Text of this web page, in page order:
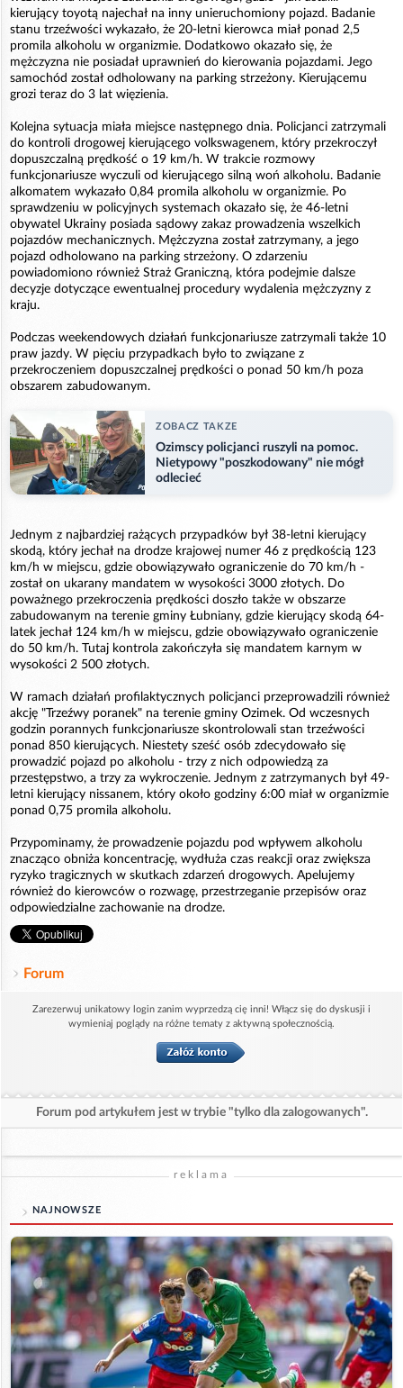
kierujący toyotą najechał na inny unieruchomiony pojazd. Badanie
stanu trzeźwości wykazało, że 20-letni kierowca miał ponad 2,5
promila alkoholu w organizmie. Dodatkowo okazało się, że
mężczyzna nie posiadał uprawnień do kierowania pojazdami. Jego
samochód został odholowany na parking strzeżony. Kierującemu
grozi teraz do 3 lat więzienia.
Kolejna sytuacja miała miejsce następnego dnia. Policjanci zatrzymali
do kontroli drogowej kierującego volkswagenem, który przekroczył
dopuszczalną prędkość o 19 km/h. W trakcie rozmowy
funkcjonariusze wyczuli od kierującego silną woń alkoholu. Badanie
alkomatem wykazało 0,84 promila alkoholu w organizmie. Po
sprawdzeniu w policyjnych systemach okazało się, że 46-letni
obywatel Ukrainy posiada sądowy zakaz prowadzenia wszelkich
pojazdów mechanicznych. Mężczyzna został zatrzymany, a jego
pojazd odholowano na parking strzeżony. O zdarzeniu
powiadomiono również Straż Graniczną, która podejmie dalsze
decyzje dotyczące ewentualnej procedury wydalenia mężczyzny z
kraju.
Podczas weekendowych działań funkcjonariusze zatrzymali także 10
praw jazdy. W pięciu przypadkach było to związane z
przekroczeniem dopuszczalnej prędkości o ponad 50 km/h poza
obszarem zabudowanym.
ZOBACZ TAKZE
Ozimscy policjanci ruszyli na pomoc.
Nietypowy "poszkodowany" nie mógł
odlecieć
Jednym z najbardziej rażących przypadków był 38-letni kierujący
skodą, który jechał na drodze krajowej numer 46 z prędkością 123
km/h w miejscu, gdzie obowiązywało ograniczenie do 70 km/h -
został on ukarany mandatem w wysokości 3000 złotych. Do
poważnego przekroczenia prędkości doszło także w obszarze
zabudowanym na terenie gminy Łubniany, gdzie kierujący skodą 64-
latek jechał 124 km/h w miejscu, gdzie obowiązywało ograniczenie
do 50 km/h. Tutaj kontrola zakończyła się mandatem karnym w
wysokości 2 500 złotych.
W ramach działań profilaktycznych policjanci przeprowadzili również
akcję "Trzeźwy poranek" na terenie gminy Ozimek. Od wczesnych
godzin porannych funkcjonariusze skontrolowali stan trzeźwości
ponad 850 kierujących. Niestety sześć osób zdecydowało się
prowadzić pojazd po alkoholu - trzy z nich odpowiedzą za
przestępstwo, a trzy za wykroczenie. Jednym z zatrzymanych był 49-
letni kierujący nissanem, który około godziny 6:00 miał w organizmie
ponad 0,75 promila alkoholu.
Przypominamy, że prowadzenie pojazdu pod wpływem alkoholu
znacząco obniża koncentrację, wydłuża czas reakcji oraz zwiększa
ryzyko tragicznych w skutkach zdarzeń drogowych. Apelujemy
również do kierowców o rozwagę, przestrzeganie przepisów oraz
odpowiedzialne zachowanie na drodze.
Forum
Zarezerwuj unikatowy login zanim wyprzedzą cię inni! Włącz się do dyskusji i
wymieniaj poglądy na różne tematy z aktywną społecznością.
Forum pod artykułem jest w trybie "tylko dla zalogowanych".
reklama
NAJNOWSZE